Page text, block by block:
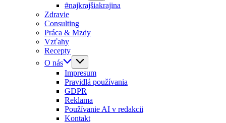
#najkrajšiakrajina
Zdravie
Consulting
Práca & Mzdy
Vzťahy
Recepty
O nás
Impresum
Pravidlá používania
GDPR
Reklama
Používanie AI v redakcii
Kontakt